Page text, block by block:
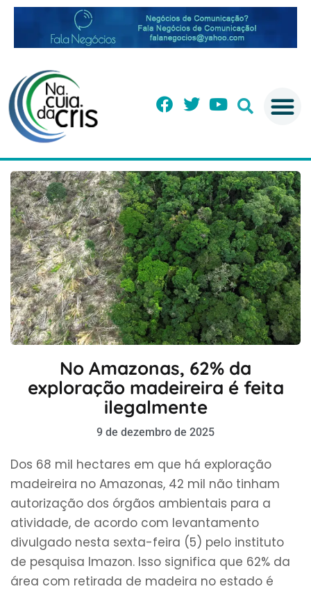
No Amazonas, 62% da
exploração madeireira é feita
ilegalmente
9 de dezembro de 2025
Dos 68 mil hectares em que há exploração
madeireira no Amazonas, 42 mil não tinham
autorização dos órgãos ambientais para a
atividade, de acordo com levantamento
divulgado nesta sexta-feira (5) pelo instituto
de pesquisa Imazon. Isso significa que 62% da
área com retirada de madeira no estado é